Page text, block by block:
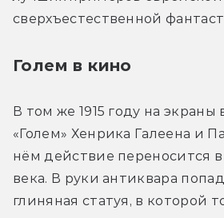
сверхъестественной
Голем в кино
В том же 1915 году на
«Голем» Хенрика Галеена и
нём действие переносится в
века. В руки антиквара
глиняная статуя, в которой